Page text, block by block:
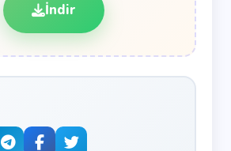
İndir